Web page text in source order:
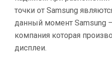
точки от Samsung
данный момент Samsung
компания которая
дисплеи.